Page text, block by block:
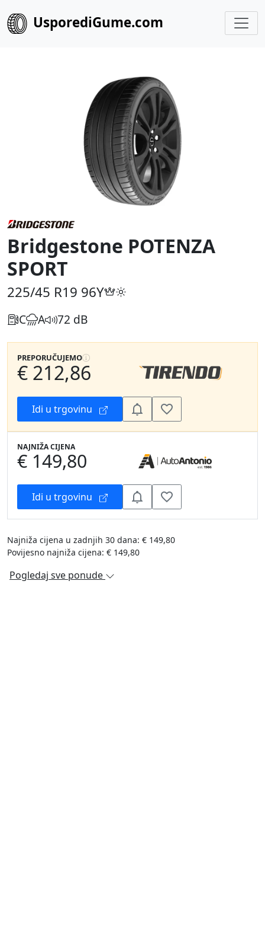
UsporediGume.com
Bridgestone POTENZA
SPORT
225/45 R19 96Y
C A 72 dB
PREPORUČUJEMO
€ 212,86
Idi u trgovinu
NAJNIŽA CIJENA
€ 149,80
Idi u trgovinu
Najniža cijena u zadnjih 30 dana: € 149,80
Povijesno najniža cijena: € 149,80
Pogledaj sve ponude